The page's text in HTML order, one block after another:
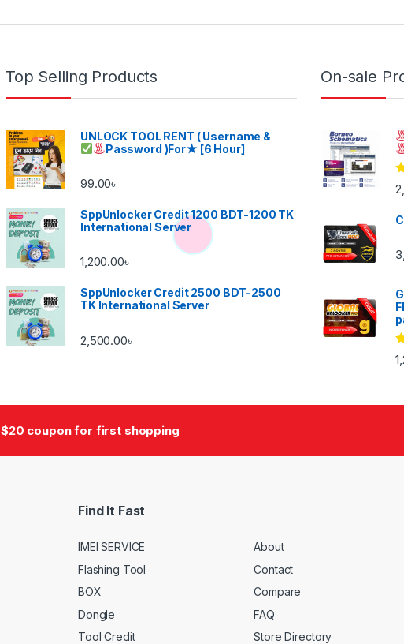
Top Selling Products
UNLOCK TOOL RENT ( Username &
Password )For★ [6 Hour]
99.00৳
SppUnlocker Credit 1200 BDT-1200 TK
International Server
1,200.00৳
SppUnlocker Credit 2500 BDT-2500
TK International Server
2,500.00৳
On-sale
$20 coupon for first shopping
Find It Fast
IMEI SERVICE
Flashing Tool
BOX
Dongle
Tool Credit
About
Contact
Compare
FAQ
Store Directory